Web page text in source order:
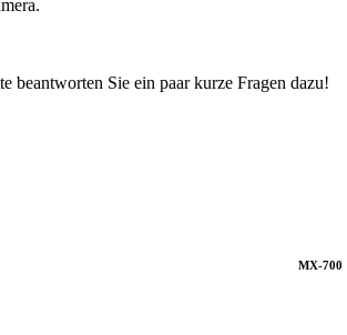
beantworten Sie ein paar kurze Fragen dazu!
MX-700